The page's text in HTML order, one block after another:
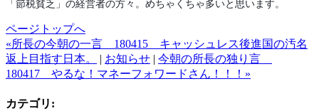
「節税貧乏」の経営者の方々。めちゃくちゃ多いと思います。
ページトップへ
«所長の今朝の一言 180415 キャッシュレス後進国の汚名
返上目指す日本。
| お知らせ | 今朝の所長の独り言
180417 やるな！マネーフォワードさん！！！»
カテゴリ :